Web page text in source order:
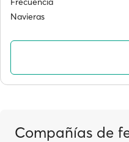
Navieras
Compañías de